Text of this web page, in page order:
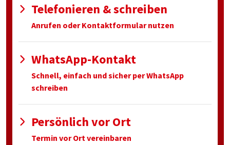
Telefonieren & schreiben
Anrufen oder Kontaktformular nutzen
WhatsApp-Kontakt
Schnell, einfach und sicher per WhatsApp
schreiben
Persönlich vor Ort
Termin vor Ort vereinbaren